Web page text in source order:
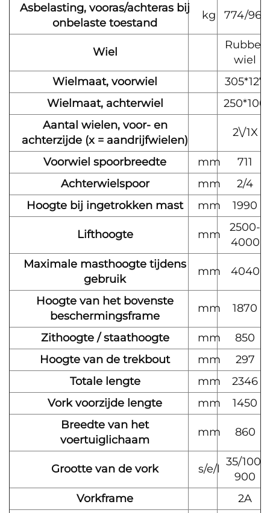
Asbelasting, vooras/achteras bij
onbelaste toestand
kg 774/961
Wiel
Rubber
wiel
Wielmaat, voorwiel
305*127
Wielmaat, achterwiel
250*100
Aantal wielen, voor- en
achterzijde (x = aandrijfwielen)
2\/1X
Voorwiel spoorbreedte mm
711
Achterwielspoor
mm
2/4
Hoogte bij ingetrokken mast
mm 1990
Lifthoogte mm
2500-
4000
Maximale masthoogte tijdens
gebruik
mm 4040
Hoogte van het bovenste
beschermingsframe
mm 1870
Zithoogte / staathoogte mm
850
Hoogte van de trekbout
mm
297
Totale lengte
mm
2346
Vork voorzijde lengte
mm
1450
Breedte van het
voertuiglichaam
mm 860
Grootte van de vork s/e/l
35/100/
900
Vorkframe
2A